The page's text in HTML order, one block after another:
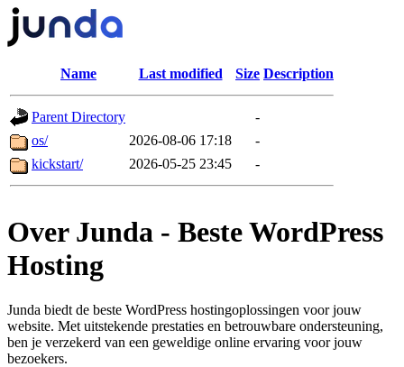
Name Last modified Size Description
Parent Directory
-
os/
2026-08-06 17:18
-
kickstart/
2026-05-25 23:45 -
Over Junda - Beste WordPress
Hosting
Junda biedt de beste WordPress hostingoplossingen voor jouw
website. Met uitstekende prestaties en betrouwbare ondersteuning,
ben je verzekerd van een geweldige online ervaring voor jouw
bezoekers.